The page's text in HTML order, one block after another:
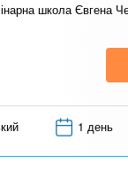
школа Євгена
1 день